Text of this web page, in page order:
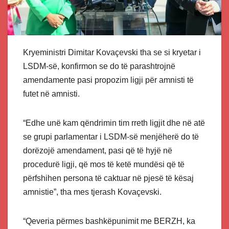
Kryeministri Dimitar Kovaçevski tha se si kryetar i
LSDM-së, konfirmon se do të parashtrojnë
amendamente pasi propozim ligji për amnisti të
futet në amnisti.
“Edhe unë kam qëndrimin tim rreth ligjit dhe në atë
se grupi parlamentar i LSDM-së menjëherë do të
dorëzojë amendament, pasi që të hyjë në
procedurë ligji, që mos të ketë mundësi që të
përfshihen persona të caktuar në pjesë të kësaj
amnistie”, tha mes tjerash Kovaçevski.
“Qeveria përmes bashkëpunimit me BERZH, ka